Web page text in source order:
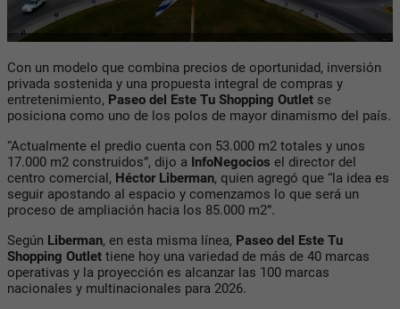
Con un modelo que combina precios de oportunidad, inversión
privada sostenida y una propuesta integral de compras y
entretenimiento, Paseo del Este Tu Shopping Outlet se
posiciona como uno de los polos de mayor dinamismo del país.
“Actualmente el predio cuenta con 53.000 m2 totales y unos
17.000 m2 construidos”, dijo a InfoNegocios el director del
centro comercial, Héctor Liberman, quien agregó que “la idea es
seguir apostando al espacio y comenzamos lo que será un
proceso de ampliación hacia los 85.000 m2”.
Según Liberman, en esta misma línea, Paseo del Este Tu
Shopping Outlet tiene hoy una variedad de más de 40 marcas
operativas y la proyección es alcanzar las 100 marcas
nacionales y multinacionales para 2026.